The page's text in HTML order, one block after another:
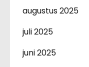
augustus 2025
juli 2025
juni 2025